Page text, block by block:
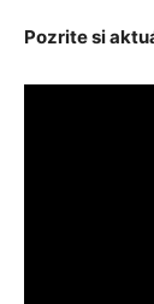
Pozrite si